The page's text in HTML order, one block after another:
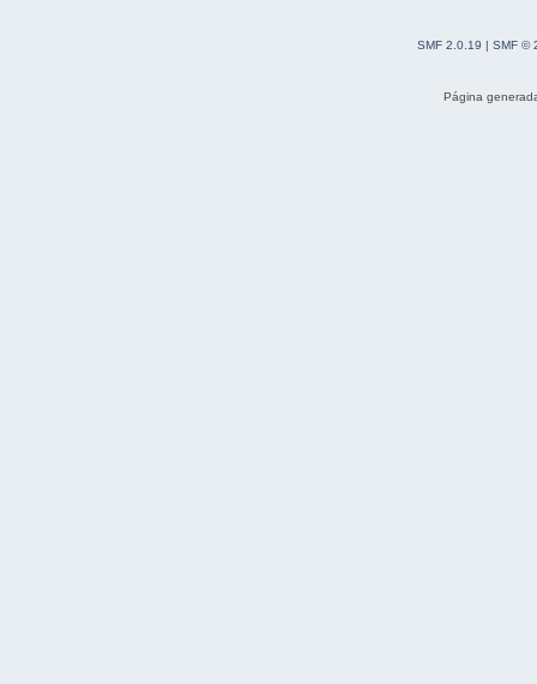
SMF 2.0.19 | SMF ©
Página